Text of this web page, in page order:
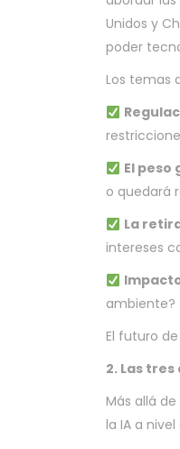
Unidos y
poder
Los temas
El peso
o quedará
La
intereses
ambiente?
El futuro
2. Las
Más allá
la IA a nivel